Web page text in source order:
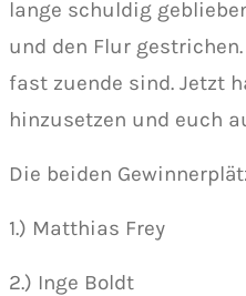
lange schuldig
und den Flur
fast zuende sind. Jetzt
hinzusetzen und euch
Die beiden
1.) Matthias Frey
2.) Inge Boldt